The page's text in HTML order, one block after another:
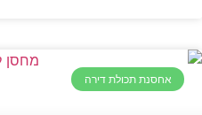
אחסנת תכולת דירה